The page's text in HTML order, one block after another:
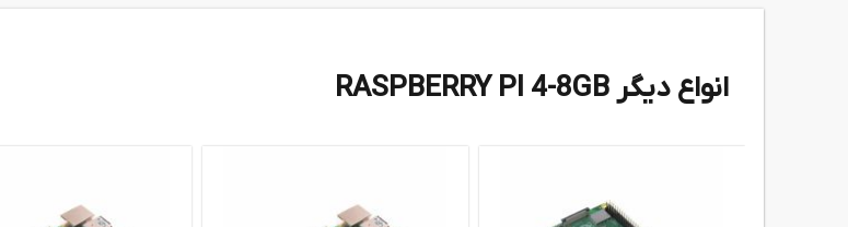
انواع دیگر RASPBERRY PI 4-8GB